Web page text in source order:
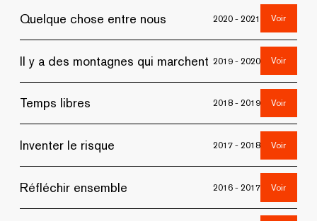
Quelque chose entre nous 2020 - 2021 Voir
Il y a des montagnes qui marchent 2019 - 2020 Voir
Temps libres 2018 - 2019 Voir
Inventer le risque 2017 - 2018 Voir
Réfléchir ensemble 2016 - 2017 Voir